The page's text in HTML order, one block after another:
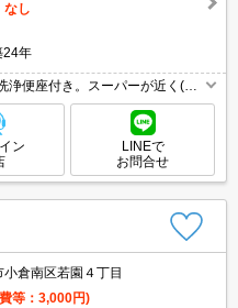
なし
年
便座付き。スーパーが近く(12
ン
LINEで
お問合せ
倉南区若園４丁目
等：3,000円)